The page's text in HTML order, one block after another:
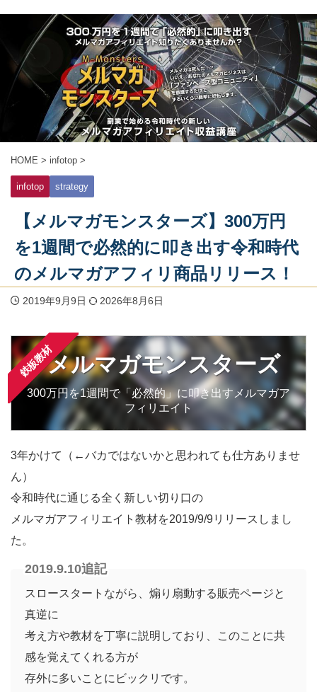
HOME > infotop >
infotop strategy
【メルマガモンスターズ】300万円
を1週間で必然的に叩き出す令和時代
のメルマガアフィリ商品リリース！
2019年9月9日 2026年8月6日
鉄板教材メルマガモンスターズ
300万円を1週間で「必然的」に叩き出すメルマガア
フィリエイト
3年かけて（←バカではないかと思われても仕方ありませ
ん）
令和時代に通じる全く新しい切り口の
メルマガアフィリエイト教材を2019/9/9リリースしまし
た。
2019.9.10追記
スロースタートながら、煽り扇動する販売ページと
真逆に
考え方や教材を丁寧に説明しており、このことに共
感を覚えてくれる方が
存外に多いことにビックリです。